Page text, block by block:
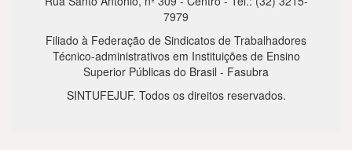
7979
Filiado à Federação de Sindicatos de Trabalhadores
Técnico-administrativos em Instituições de Ensino
Superior Públicas do Brasil - Fasubra
SINTUFEJUF. Todos os direitos reservados.